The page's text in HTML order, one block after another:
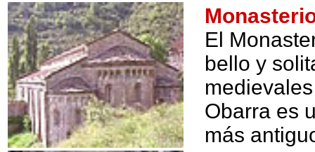
El
bello y
Obarra es
más